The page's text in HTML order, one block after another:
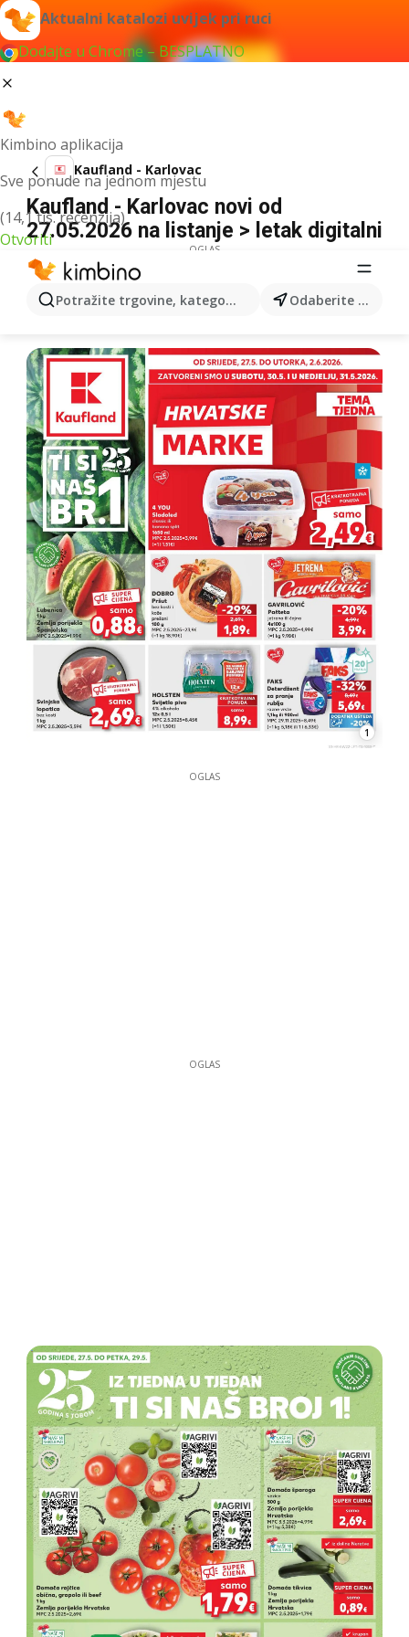
Aktualni katalozi uvijek pri ruci
Dodajte u Chrome – BESPLATNO
Kimbino aplikacija
Sve ponude na jednom mjestu
(14,1 tis. recenzija)
Otvoriti
Potražite trgovine, kategorije, proizvode... Odaberite grad
Kaufland - Karlovac
Kaufland - Karlovac novi od
27.05.2026 na listanje > letak digitalni
OGLAS
1
OGLAS
OGLAS